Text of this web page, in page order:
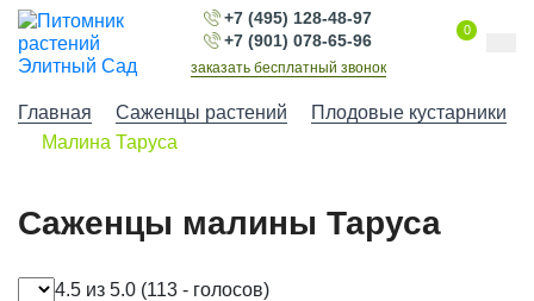
+7 (495) 128-48-97
+7 (901) 078-65-96
заказать бесплатный звонок
0
Главная Саженцы растений
Плодовые кустарники
Малина Таруса
Саженцы малины Таруса
4.5 из 5.0 (113 - голосов)